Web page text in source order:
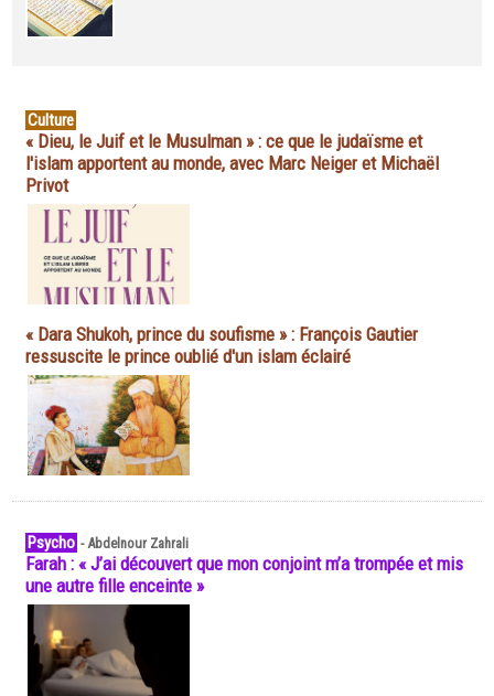
Culture
« Dieu, le Juif et le Musulman » : ce que le judaïsme et
l'islam apportent au monde, avec Marc Neiger et Michaël
Privot
« Dara Shukoh, prince du soufisme » : François Gautier
ressuscite le prince oublié d'un islam éclairé
Psycho -Abdelnour Zahrali
Farah : « J’ai découvert que mon conjoint m’a trompée et mis
une autre fille enceinte »